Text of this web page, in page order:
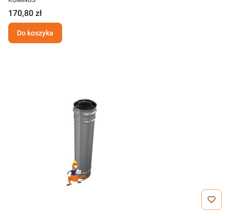
170,80 zł
Do koszyka